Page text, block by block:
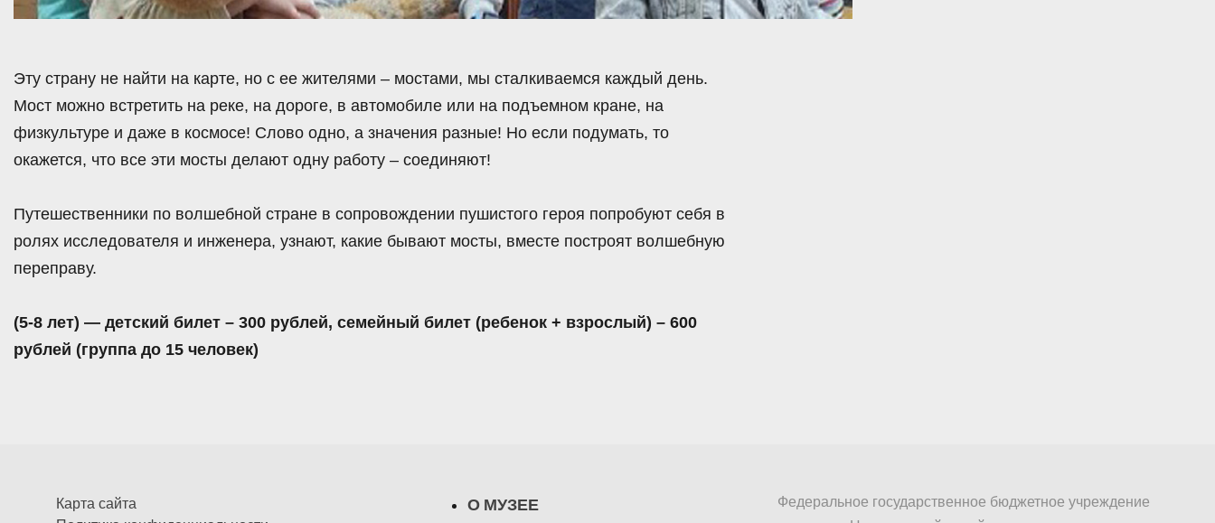
Эту страну не найти на карте, но с ее жителями – мостами, мы сталкиваемся каждый день.
Мост можно встретить на реке, на дороге, в автомобиле или на подъемном кране, на
физкультуре и даже в космосе! Слово одно, а значения разные! Но если подумать, то
окажется, что все эти мосты делают одну работу – соединяют!
Путешественники по волшебной стране в сопровождении пушистого героя попробуют себя в
ролях исследователя и инженера, узнают, какие бывают мосты, вместе построят волшебную
переправу.
(5-8 лет) — детский билет – 300 рублей, семейный билет (ребенок + взрослый) – 600
рублей (группа до 15 человек)
Карта сайта
О МУЗЕЕ
Федеральное государственное бюджетное учреждение